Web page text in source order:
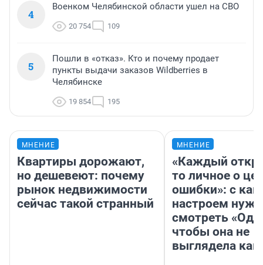
4
Военком Челябинской области ушел на СВО
20 754 109
5
Пошли в «отказ». Кто и почему продает
пункты выдачи заказов Wildberries в
Челябинске
19 854 195
МНЕНИЕ
Квартиры дорожают,
но дешевеют: почему
рынок недвижимости
сейчас такой странный
МНЕНИЕ
«Каждый
то личное о
ошибки»: с
настроем
смотреть
чтобы она не
выглядела как